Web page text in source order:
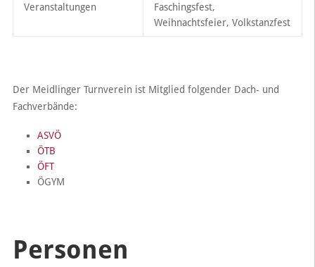
Veranstaltungen
Faschingsfest,
Weihnachtsfeier, Volkstanzfest
Der Meidlinger Turnverein ist Mitglied folgender Dach- und
Fachverbände:
ASVÖ
ÖTB
ÖFT
ÖGYM
Personen